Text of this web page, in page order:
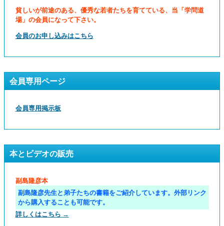
貧しいが前途のある、優秀な若者たちを育てている、当「学問道
場」の会員になって下さい。
会員のお申し込みはこちら
会員専用ページ
会員専用掲示板
本とビデオの販売
副島隆彦本
副島隆彦先生と弟子たちの書籍をご紹介しています。外部リンク
から購入することも可能です。
詳しくはこちら →